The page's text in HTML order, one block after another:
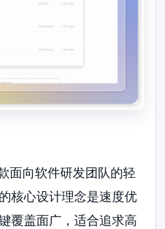
面向软件研发团队的轻
核心设计理念是速度优
覆盖面广，适合追求高